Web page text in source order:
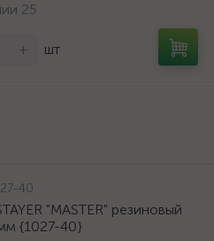
25
+ шт
40
"MASTER" резиновый
{1027-40}